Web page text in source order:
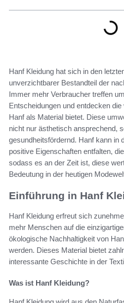
Hanf Kleidung hat sich in den
unverzichtbarer Bestandteil der
Immer mehr Verbraucher treffen
Entscheidungen und entdecken
Hanf als Material bietet. Diese
nicht nur ästhetisch ansprechend,
gesundheitsfördernd. Hanf kann in
positive Eigenschaften entfalten,
sodass es an der Zeit ist, diese
Bedeutung in der heutigen
Einführung in Hanf
Hanf Kleidung erfreut sich
mehr Menschen auf die
ökologische Nachhaltigkeit von
werden. Dieses Material bietet
interessante Geschichte in der
Was ist Hanf Kleidung?